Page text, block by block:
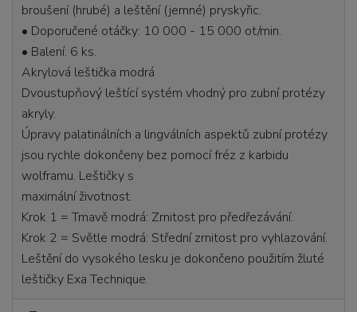
broušení (hrubé) a leštění (jemné) pryskyřic.
• Doporučené otáčky: 10 000 - 15 000 ot/min.
• Balení: 6 ks.
Akrylová leštička modrá
Dvoustupňový leštící systém vhodný pro zubní protézy
akryly.
Úpravy palatinálních a lingválních aspektů zubní protézy
jsou rychle dokončeny bez pomocí fréz z karbidu
wolframu. Leštičky s
maximální životnost.
Krok 1 = Tmavě modrá: Zrnitost pro předřezávání.
Krok 2 = Světle modrá: Střední zrnitost pro vyhlazování.
Leštění do vysokého lesku je dokončeno použitím žluté
leštičky Exa Technique.